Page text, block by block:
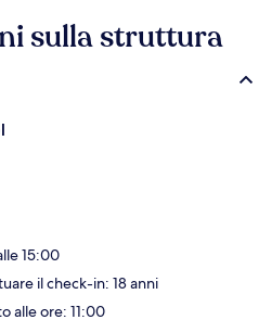
sulla struttura
15:00
il check-in: 18 anni
alle ore: 11:00